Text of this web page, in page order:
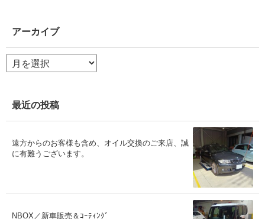
アーカイブ
ア
ー
ブ
最近の投稿
遠方からのお客様も含め、オイル交換のご来店、誠
に有難うございます。
NBOX／新車販売＆ｺｰﾃｨﾝｸﾞ